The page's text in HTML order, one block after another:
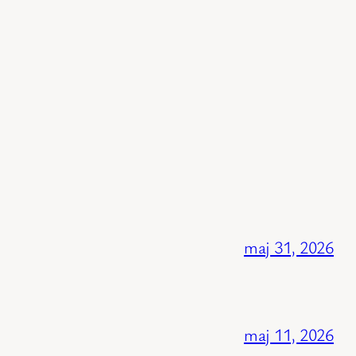
maj 31, 2026
maj 11, 2026